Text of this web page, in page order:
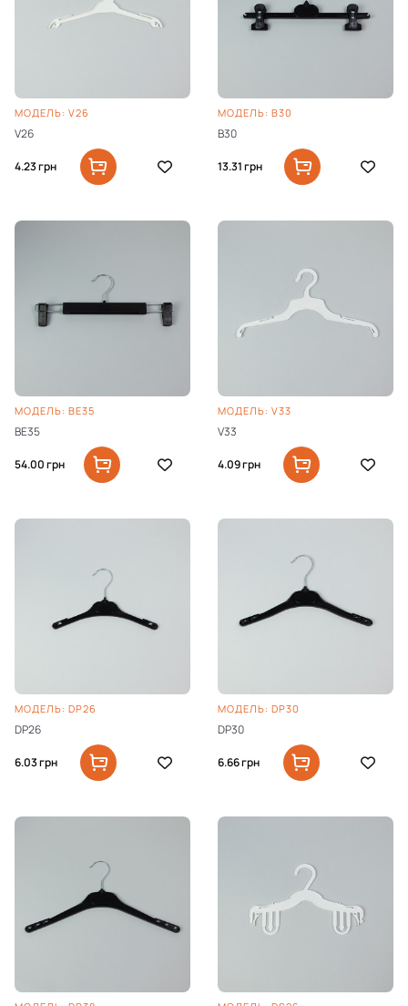
МОДЕЛЬ: V26
V26
4.23грн
МОДЕЛЬ: B30
B30
13.31грн
МОДЕЛЬ: BE35
BE35
54.00грн
МОДЕЛЬ: V33
V33
4.09грн
МОДЕЛЬ: DP26
DP26
6.03грн
МОДЕЛЬ: DP30
DP30
6.66грн